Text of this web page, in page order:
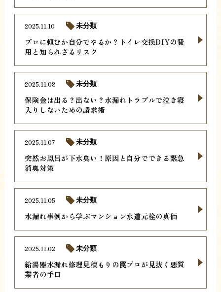
プロに頼むか自分でやるか？トイレ交換DIYの費
用と知られざるリスク
2025.11.10 未分類
保険金は出る？出ない？水漏れトラブルで泣き寝
入りしないための請求術
2025.11.08 未分類
突然お風呂が下水臭い！原因と自分でできる緊急
消臭対策
2025.11.07 未分類
水漏れ事例から学ぶマンション水道元栓の真価
2025.11.05 未分類
給湯器水漏れ修理見積もりの罠プロが見抜く悪質
業者の手口
2025.11.02 未分類